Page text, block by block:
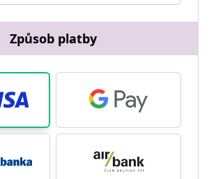
Způsob platby